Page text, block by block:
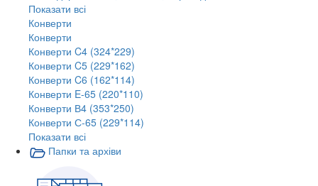
Показати всі
Конверти
Конверти
Конверти C4 (324*229)
Конверти C5 (229*162)
Конверти C6 (162*114)
Конверти E-65 (220*110)
Конверти В4 (353*250)
Конверти С-65 (229*114)
Показати всі
Папки та архіви